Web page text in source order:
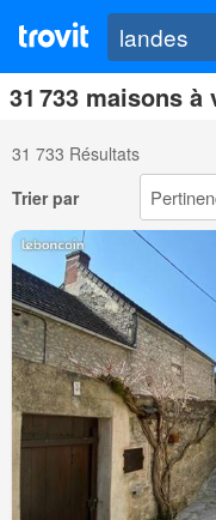
31 733 maisons
31 733 Résultats
Trier par